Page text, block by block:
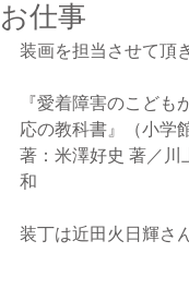
お仕事
装画を担当させて頂
『愛着障害のこども
応の教科書』（小学館
著：米澤好史 著／川
和
装丁は近田火日輝さ